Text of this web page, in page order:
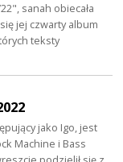
sanah obiecała
jej czwarty album
teksty
jako Igo, jest
Machine i Bass